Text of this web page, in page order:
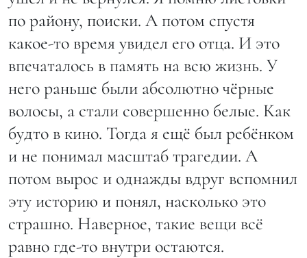
по району, поиски. А потом спустя
какое-то время увидел его отца. И это
впечаталось в память на всю жизнь. У
него раньше были абсолютно чёрные
волосы, а стали совершенно белые. Как
будто в кино. Тогда я ещё был ребёнком
и не понимал масштаб трагедии. А
потом вырос и однажды вдруг вспомнил
эту историю и понял, насколько это
страшно. Наверное, такие вещи всё
равно где-то внутри остаются.